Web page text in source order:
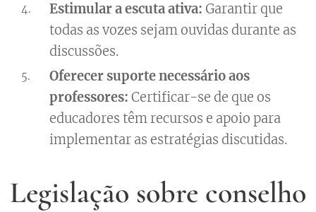
Estimular a escuta ativa: Garantir que
todas as vozes sejam ouvidas durante as
discussões.
Oferecer suporte necessário aos
professores: Certificar-se de que os
educadores têm recursos e apoio para
implementar as estratégias discutidas.
Legislação sobre conselho